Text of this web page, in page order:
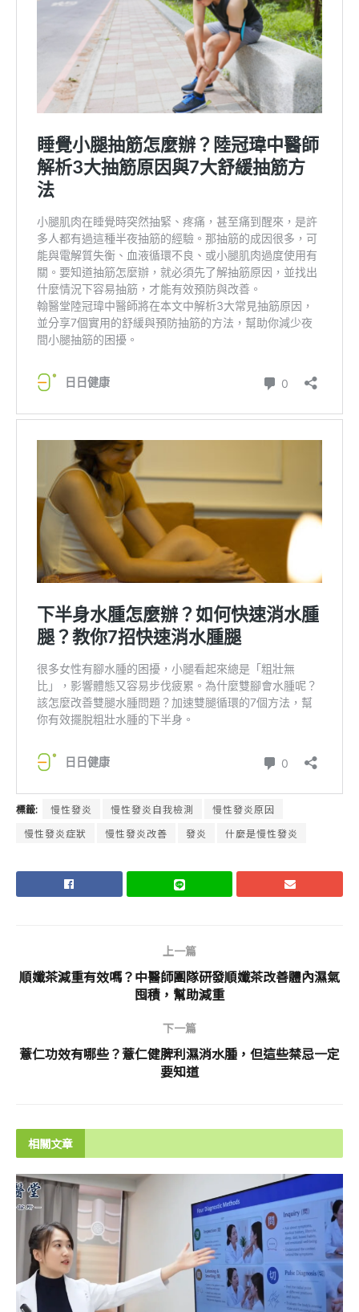
標籤: 慢性發炎 慢性發炎自我檢測
慢性發炎原因
慢性發炎症狀
慢性發炎改善 發炎 什麼是慢性發炎
上一篇
順孅茶減重有效嗎？中醫師團隊研發順孅茶改善體內濕氣
囤積，幫助減重
下一篇
薏仁功效有哪些？薏仁健脾利濕消水腫，但這些禁忌一定
要知道
相關文章